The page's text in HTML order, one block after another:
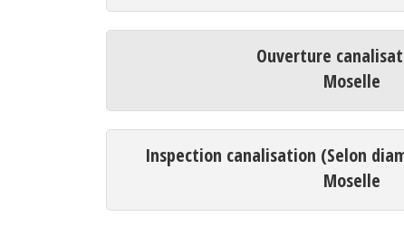
Ouverture
Moselle
Inspection canalisation (Selon
Moselle